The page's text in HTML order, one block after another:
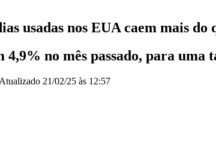
usadas nos EUA caem mais
4,9% no mês passado, para uma
Atualizado 21/02/25 às 12:57